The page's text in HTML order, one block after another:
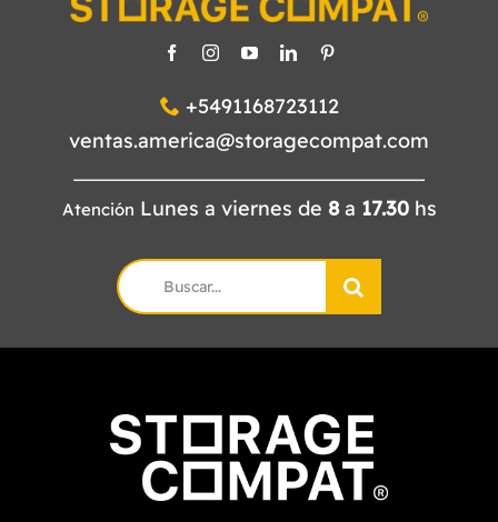
CATÁLOGO
+5491168723112
ventas.america@storagecompat.com
Atención Lunes a viernes de 8a 17.30hs
Search
for: